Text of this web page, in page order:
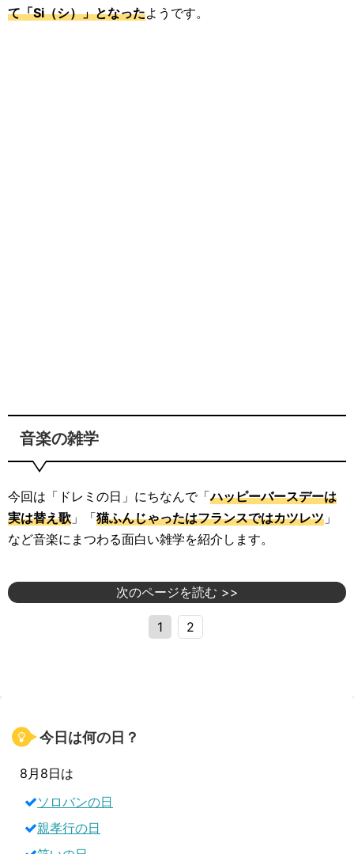
て「Si（シ）」となったようです。
音楽の雑学
今回は「ドレミの日」にちなんで「ハッピーバースデーは
実は替え歌 」「猫ふんじゃったはフランスではカツレツ 」
など音楽にまつわる面白い雑学を紹介します。
次のページを読む >>
1 2
今日は何の日？
8月8日は
ソロバンの日
親孝行の日